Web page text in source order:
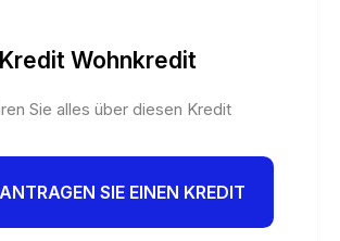
Kredit Wohnkredit
Sie alles über diesen Kredit
SIE EINEN KREDIT